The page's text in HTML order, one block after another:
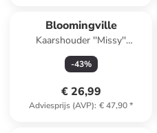
Bloomingville
Kaarshouder ''Missy''
lichtroze/beige - (B)20 x
(H)14,5 x (D)6,5 cm
-43%
€ 26,99
Adviesprijs (AVP): € 47,90*